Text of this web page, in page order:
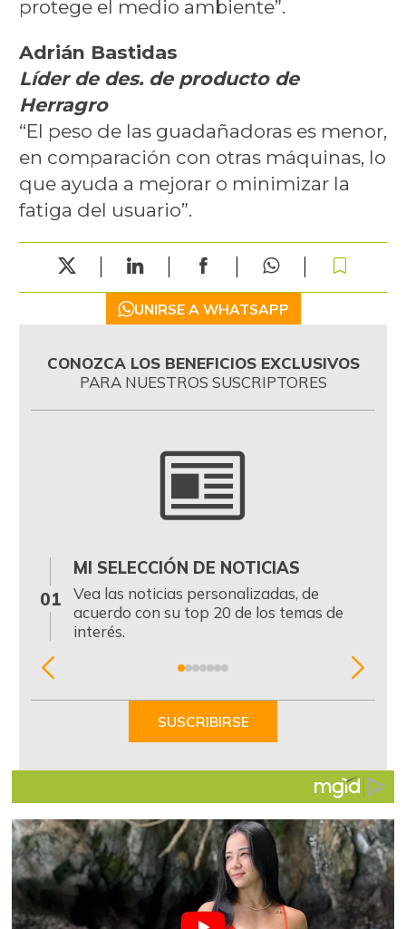
protege el medio ambiente”.
Adrián Bastidas
Líder de des. de producto de
Herragro
“El peso de las guadañadoras es menor,
en comparación con otras máquinas, lo
que ayuda a mejorar o minimizar la
fatiga del usuario”.
UNIRSE A WHATSAPP
CONOZCA LOS BENEFICIOS EXCLUSIVOS
PARA NUESTROS SUSCRIPTORES
01
MI SELECCIÓN DE NOTICIAS
Vea las noticias personalizadas, de
acuerdo con su top 20 de los temas de
interés.
Item
SUSCRIBIRSE